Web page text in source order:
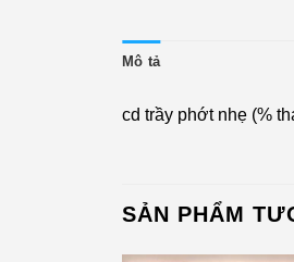
Mô tả
cd trầy phớt nhẹ (%
SẢN PHẨM